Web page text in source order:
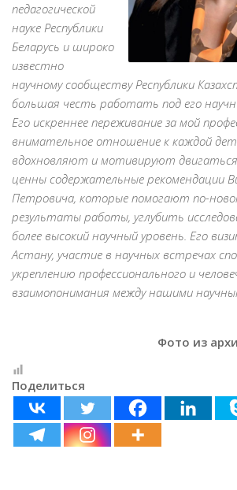
педагогической
науке Республики
Беларусь и широко
известно
научному сообществу Республики
большая честь работать под его
Его искреннее переживание за мой
внимательное отношение к каждой
вдохновляют и мотивируют
ценны содержательные рекомендации
Петровича, которые помогают по-
результаты работы, углубить
более высокий научный уровень. Его
Астану, участие в научных встречах
укреплению профессионального и
взаимопонимания между нашими
Фото из
Поделиться